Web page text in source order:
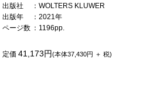
出版社
：WOLTERS KLUWER
出版年
：2021年
ページ数 ：1196pp.
定価41,173円(本体37,430円 ＋ 税)